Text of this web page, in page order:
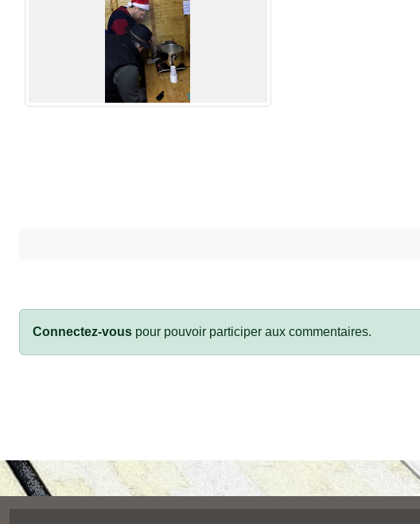
Connectez-vous pour pouvoir participer aux commentaires.